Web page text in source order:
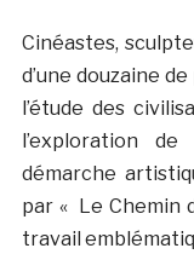
Cinéastes,
d’une douzaine
l’étude des
l’exploration
démarche
par « Le Chemin
travail